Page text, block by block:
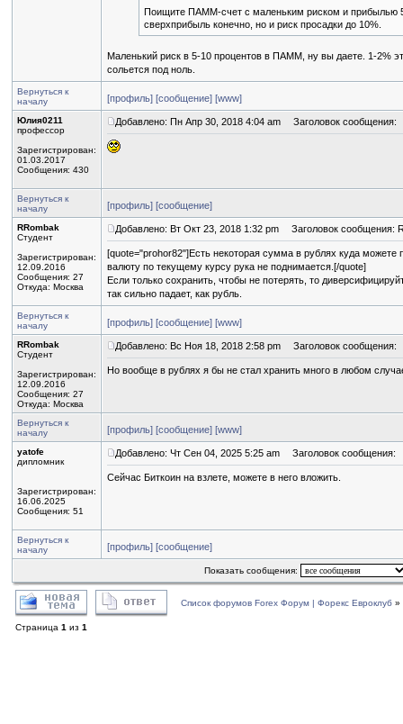
Поищите ПАММ-счет с маленьким риском и прибылью
сверхприбыль конечно, но и риск просадки до 10%.
Маленький риск в 5-10 процентов в ПАММ, ну вы даете. 1-2%
сольется под ноль.
Вернуться к
началу
[профиль] [сообщение] [www]
Юлия0211
профессор
Зарегистрирован:
01.03.2017
Сообщения: 430
Добавлено: Пн Апр 30, 2018 4:04 am Заголовок сообщения:
Вернуться к
началу
[профиль] [сообщение]
RRombak
Студент
Зарегистрирован:
12.09.2016
Сообщения: 27
Откуда: Москва
Добавлено: Вт Окт 23, 2018 1:32 pm Заголовок сообщения:
[quote="prohor82"]Есть некоторая сумма в рублях куда можете
валюту по текущему курсу рука не поднимается.[/quote]
Если только сохранить, чтобы не потерять, то
так сильно падает, как рубль.
Вернуться к
началу
[профиль] [сообщение] [www]
RRombak
Студент
Зарегистрирован:
12.09.2016
Сообщения: 27
Откуда: Москва
Добавлено: Вс Ноя 18, 2018 2:58 pm Заголовок сообщения:
Но вообще в рублях я бы не стал хранить много в любом
Вернуться к
началу
[профиль] [сообщение] [www]
yatofe
дипломник
Зарегистрирован:
16.06.2025
Сообщения: 51
Добавлено: Чт Сен 04, 2025 5:25 am Заголовок сообщения:
Сейчас Биткоин на взлете, можете в него вложить.
Вернуться к
началу
[профиль] [сообщение]
Показать сообщения:
Список форумов Forex Форум | Форекс Евроклуб »
Страница 1 из 1